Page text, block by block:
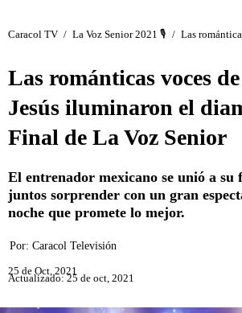
Caracol TV / La Voz Senior 2021 🎙️ / Las
Las románticas voces
Jesús iluminaron el
Final de La Voz Senior
El entrenador mexicano se unió a su
juntos sorprender con un gran
noche que promete lo mejor.
Por: Caracol Televisión
25 de Oct, 2021
Actualizado: 25 de oct, 2021